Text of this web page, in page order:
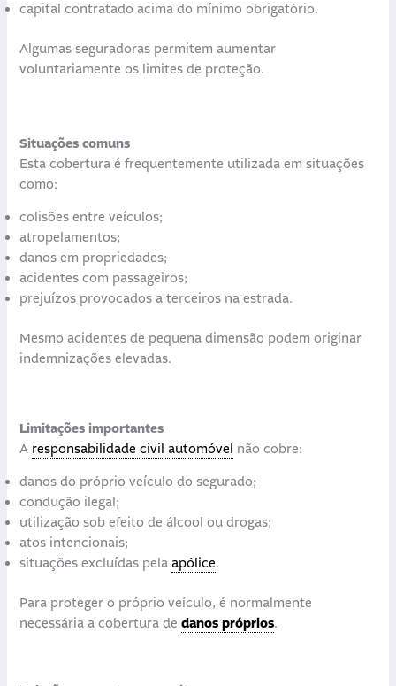
capital contratado acima do mínimo obrigatório.
Algumas seguradoras permitem aumentar
voluntariamente os limites de proteção.
Situações comuns
Esta cobertura é frequentemente utilizada em situações
como:
colisões entre veículos;
atropelamentos;
danos em propriedades;
acidentes com passageiros;
prejuízos provocados a terceiros na estrada.
Mesmo acidentes de pequena dimensão podem originar
indemnizações elevadas.
Limitações importantes
A responsabilidade civil automóvel não cobre:
danos do próprio veículo do segurado;
condução ilegal;
utilização sob efeito de álcool ou drogas;
atos intencionais;
situações excluídas pelaapólice.
Para proteger o próprio veículo, é normalmente
necessária a cobertura dedanos próprios.